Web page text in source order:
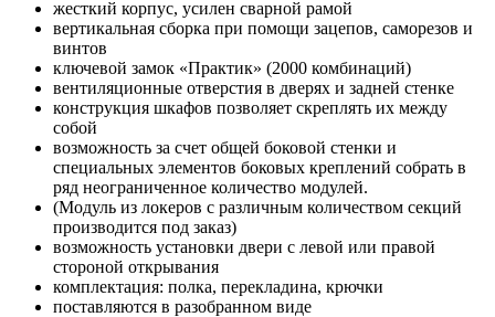
жесткий корпус, усилен сварной рамой
вертикальная сборка при помощи зацепов, саморезов и
винтов
ключевой замок «Практик» (2000 комбинаций)
вентиляционные отверстия в дверях и задней стенке
конструкция шкафов позволяет скреплять их между
собой
возможность за счет общей боковой стенки и
специальных элементов боковых креплений собрать в
ряд неограниченное количество модулей.
(Модуль из локеров с различным количеством секций
производится под заказ)
возможность установки двери с левой или правой
стороной открывания
комплектация: полка, перекладина, крючки
поставляются в разобранном виде